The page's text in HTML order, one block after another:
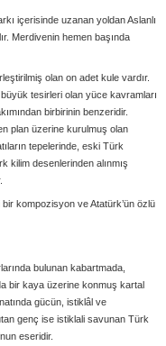
içerisinde uzanan yoldan Aslanlı
Merdivenin hemen başında
olan on adet kule vardır.
tesirleri olan yüce kavramları
birbirinin benzeridir.
plan üzerine kurulmuş olan
tepelerinde, eski Türk
kilim desenlerinden alınmış
kompozisyon ve Atatürk’ün özlü
bulunan kabartmada,
bir kaya üzerine konmuş kartal
gücün, istiklâl ve
genç ise istiklali savunan Türk
eseridir.